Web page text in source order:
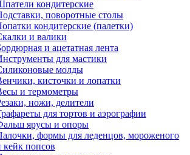
кондитерские
поворотные столы
кондитерские (палетки)
и валики
и ацетатная лента
для мастики
молды
кисточки и лопатки
и термометры
ножи, делители
для тортов и аэрографии
ярусы и опоры
формы для леденцов, мороженого
кейк попсов